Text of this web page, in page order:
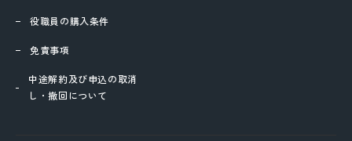
役職員の購入条件
免責事項
中途解約及び申込の取消
し・撤回について